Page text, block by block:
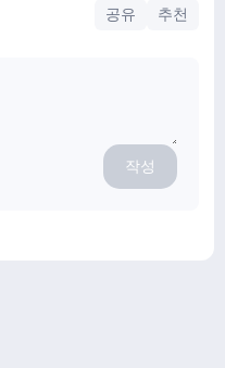
공유 추천
작성